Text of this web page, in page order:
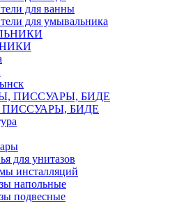
для ванны
для умывальника
БИДЕ
для унитазов
инсталляций
напольные
подвесные